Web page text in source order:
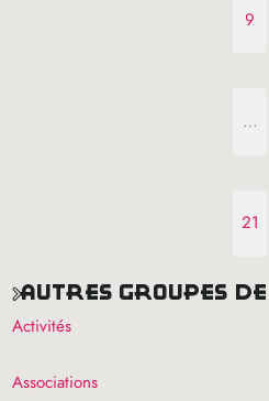
9
…
21
autres groupes
Activités
Associations